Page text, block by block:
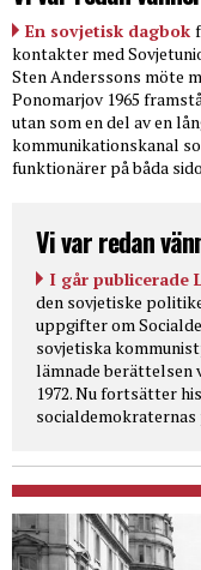
En sovjetisk dagbok
kontakter med
Sten Anderssons möte
Ponomarjov 1965
utan som en del av en
kommunikationskanal
funktionärer på båda
Vi var redan
I går publicerade
den sovjetiske
uppgifter om
sovjetiska
lämnade berättelsen
1972. Nu fortsätter